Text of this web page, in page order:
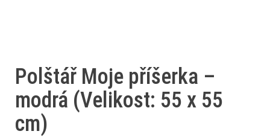
Polštář Moje příšerka –
modrá (Velikost: 55 x 55
cm)